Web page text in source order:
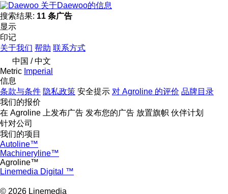
关于Daewoo的信息
搜索结果: 11 条广告
显示
印记
关于我们 帮助 联系方式
中国 / 中文
Metric Imperial
信息
条款与条件 隐私政策 安全提示 对 Agroline 的评价 品牌目录
我们的报价
在 Agroline 上发布广告 发布您的广告 放置旗帜 伙伴计划
针对公司
我们的项目
Autoline™
Machineryline™
Agroline™
Linemedia Digital ™
© 2026 Linemedia